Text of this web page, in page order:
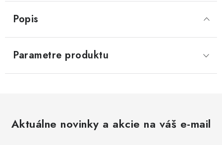
Popis
Parametre produktu
Aktuálne novinky a akcie na váš e-mail